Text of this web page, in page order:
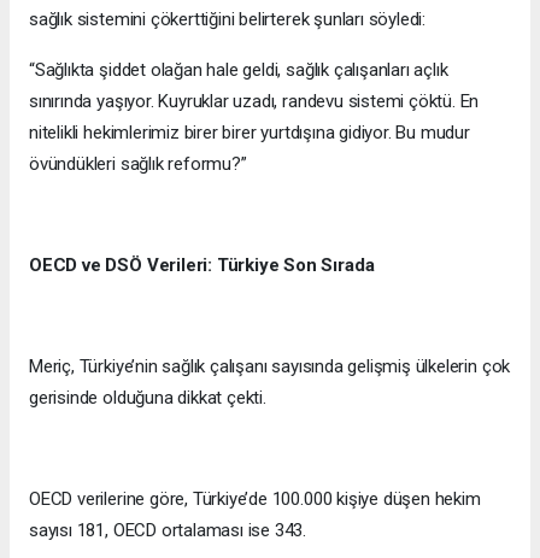
sağlık sistemini çökerttiğini belirterek şunları söyledi:
“Sağlıkta şiddet olağan hale geldi, sağlık çalışanları açlık
sınırında yaşıyor. Kuyruklar uzadı, randevu sistemi çöktü. En
nitelikli hekimlerimiz birer birer yurtdışına gidiyor. Bu mudur
övündükleri sağlık reformu?”
OECD ve DSÖ Verileri: Türkiye Son Sırada
Meriç, Türkiye’nin sağlık çalışanı sayısında gelişmiş ülkelerin çok
gerisinde olduğuna dikkat çekti.
OECD verilerine göre, Türkiye’de 100.000 kişiye düşen hekim
sayısı 181, OECD ortalaması ise 343.